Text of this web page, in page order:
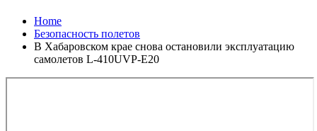
Home
Безопасность полетов
В Хабаровском крае снова остановили эксплуатацию
самолетов L-410UVP-E20